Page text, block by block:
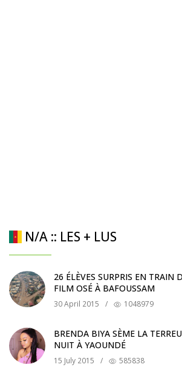
N/A :: LES + LUS
26 ÉLÈVES SURPRIS EN TRAIN
FILM OSÉ À BAFOUSSAM
30 April 2015 / 1048979
BRENDA BIYA SÈME LA
NUIT À YAOUNDÉ
15 July 2015 / 585838